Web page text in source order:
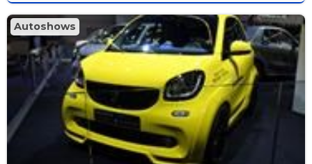
Autoshows